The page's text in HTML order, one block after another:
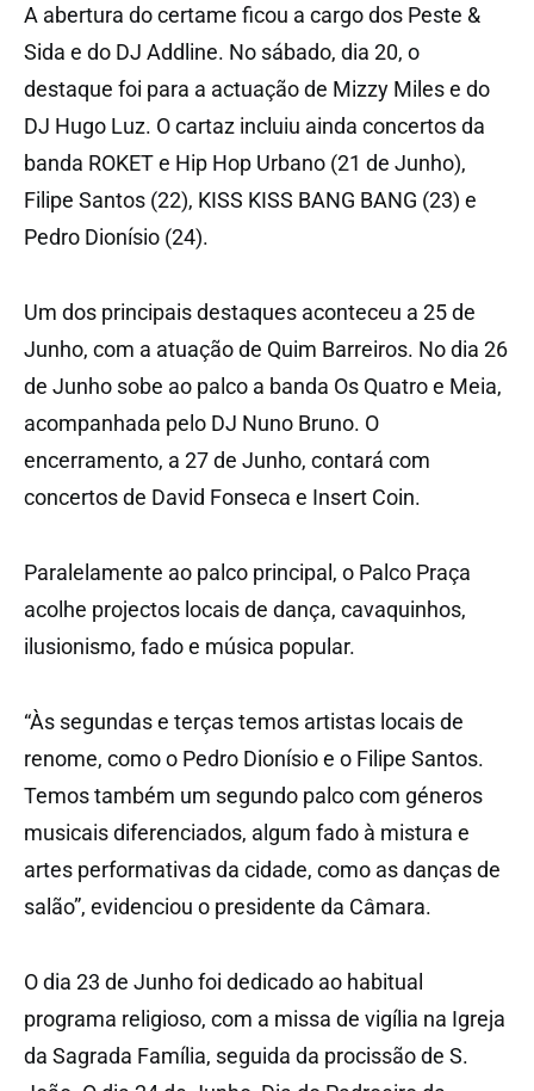
A abertura do certame ficou a cargo dos Peste &
Sida e do DJ Addline. No sábado, dia 20, o
destaque foi para a actuação de Mizzy Miles e do
DJ Hugo Luz. O cartaz incluiu ainda concertos da
banda ROKET e Hip Hop Urbano (21 de Junho),
Filipe Santos (22), KISS KISS BANG BANG (23) e
Pedro Dionísio (24).
Um dos principais destaques aconteceu a 25 de
Junho, com a atuação de Quim Barreiros. No dia 26
de Junho sobe ao palco a banda Os Quatro e Meia,
acompanhada pelo DJ Nuno Bruno. O
encerramento, a 27 de Junho, contará com
concertos de David Fonseca e Insert Coin.
Paralelamente ao palco principal, o Palco Praça
acolhe projectos locais de dança, cavaquinhos,
ilusionismo, fado e música popular.
“Às segundas e terças temos artistas locais de
renome, como o Pedro Dionísio e o Filipe Santos.
Temos também um segundo palco com géneros
musicais diferenciados, algum fado à mistura e
artes performativas da cidade, como as danças de
salão”, evidenciou o presidente da Câmara.
O dia 23 de Junho foi dedicado ao habitual
programa religioso, com a missa de vigília na Igreja
da Sagrada Família, seguida da procissão de S.